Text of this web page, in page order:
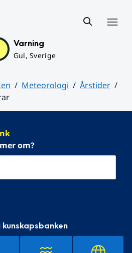
Varning
Gul, Sverige
Meteorologi
Årstider
om?